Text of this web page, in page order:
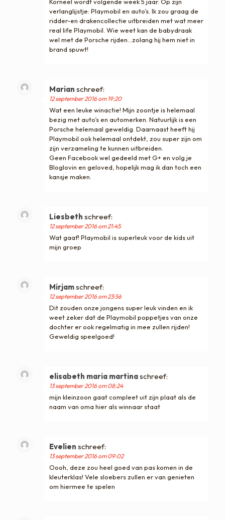
Korneel wordt volgende week 5 jaar. Op zijn
verlanglijstje: Playmobil en auto’s. Ik zou graag de
ridder-en drakencollectie uitbreiden met wat meer
real life Playmobil. Wie weet kan de babydraak
wel met de Porsche rijden…zolang hij hem niet in
brand spuwt!
Marian schreef:
12 september 2016 om 19:20
Wat een leuke winactie! Mijn zoontje is helemaal
bezig met auto’s en automerken. Natuurlijk is een
Porsche helemaal geweldig. Daarnaast heeft hij
Playmobil ook helemaal ontdekt, zou super zijn om
zijn verzameling te kunnen uitbreiden.
Geen Facebook wel gedeeld met G+ en volg je
Bloglovin en geloved, hopelijk mag ik dan toch een
kansje maken.
Liesbeth schreef:
12 september 2016 om 21:45
Wat gaaf! Playmobil is superleuk voor de kids uit
mijn groep
Mirjamschreef:
12 september 2016 om 23:56
Dit zouden onze jongens super leuk vinden en ik
weet zeker dat de Playmobil poppetjes van onze
dochter er ook regelmatig in mee zullen rijden!
Geweldig speelgoed!
elisabeth maria martinaschreef:
13 september 2016 om 08:24
mijn kleinzoon gaat compleet uit zijn plaat als de
naam van oma hier als winnaar staat
Evelien schreef:
13 september 2016 om 09:02
Oooh, deze zou heel goed van pas komen in de
kleuterklas! Vele sloebers zullen er van genieten
om hiermee te spelen